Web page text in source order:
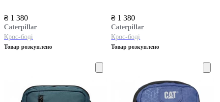
₴ 1 380
Caterpillar
Крос-боді
Товар розкуплено
₴ 1 380
Caterpillar
Крос-боді
Товар розкуплено